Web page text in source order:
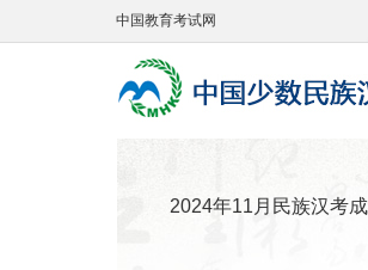
中国教育考试网
2024年11月民族汉考